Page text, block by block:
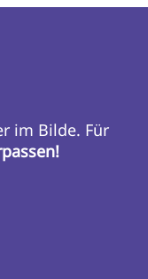
im Bilde. Für